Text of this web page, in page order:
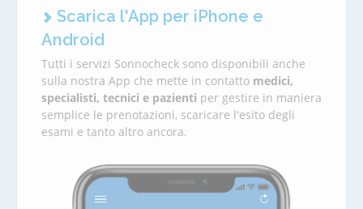
Scarica l'App per iPhone e
Android
Tutti i servizi Sonnocheck sono disponibili anche
sulla nostra App che mette in contatto medici,
specialisti, tecnici e pazienti per gestire in maniera
semplice le prenotazioni, scaricare l'esito degli
esami e tanto altro ancora.